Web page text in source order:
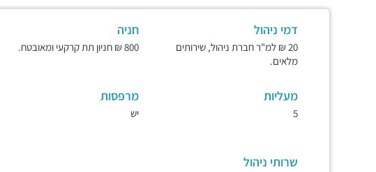
דמי ניהול
20 ₪ למ"ר חברת ניהול, שירותים
מלאים.
חניה
800 ₪ חניון תת קרקעי ומאובטח.
מעליות
5
מרפסות
יש
שרותי ניהול